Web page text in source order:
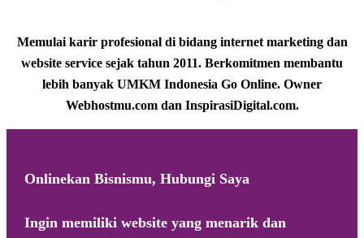
Memulai karir profesional di bidang internet marketing dan
website service sejak tahun 2011. Berkomitmen membantu
lebih banyak UMKM Indonesia Go Online. Owner
Webhostmu.com dan InspirasiDigital.com.
Onlinekan Bisnismu, Hubungi Saya
Ingin memiliki website yang menarik dan